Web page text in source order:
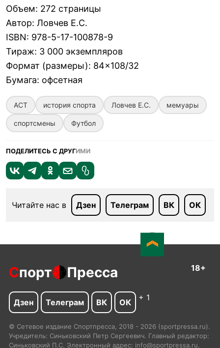
Объем: 272 страницы
Автор: Ловчев Е.С.
ISBN: 978-5-17-100878-9
Тираж: 3 000 экземпляров
Формат (размеры): 84×108/32
Бумага: офсетная
АСТ история спорта Ловчев Е.С. мемуары
спортсмены Футбол
ПОДЕЛИТЕСЬ С ДРУГИМИ
Читайте нас в Дзен Телеграм ВК ОК
Спорт Пресса 18+
Дзен Телеграм ВК ОК + 1
© Сетевое издание Спортпресса, 2018 - 2026 (sportpressa.ru).
Учредитель: Синьковский Петр Сергеевич. Главный редактор:
Синьковский П.С. Электронный адрес: info@sportpressa.ru.